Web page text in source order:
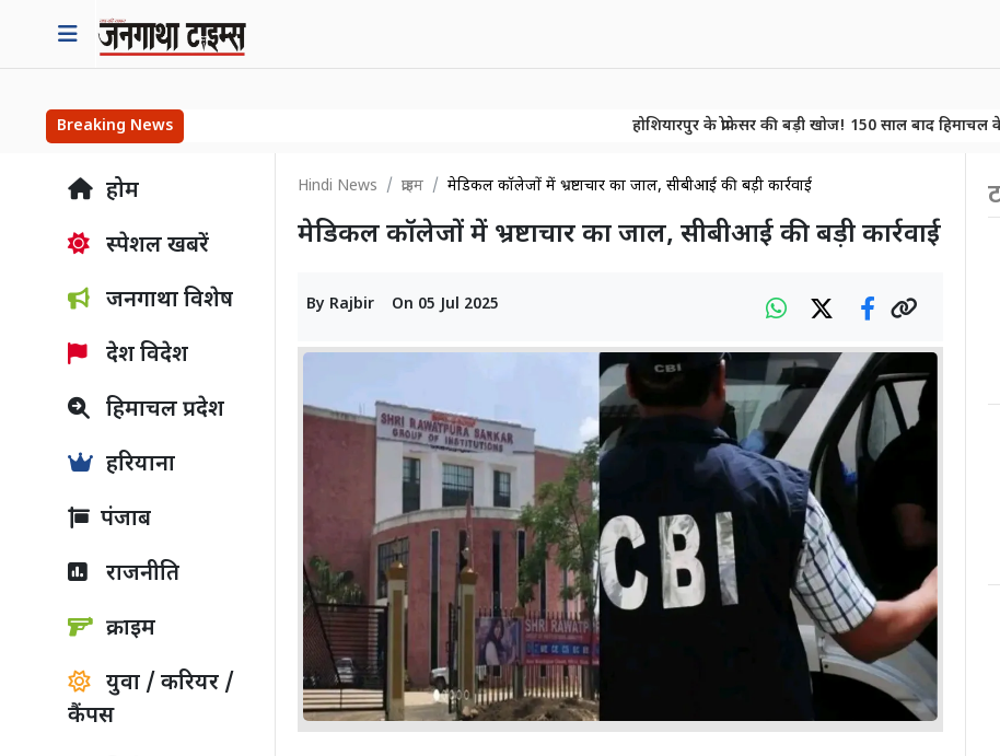
Breaking News होशियारपुर के प्रोफेसर की बड़ी खोज! 150 साल बाद हिमाचल के जंगलों में
होम
स्पेशल खबरें
जनगाथा विशेष
देश विदेश
हिमाचल प्रदेश
हरियाना
पंजाब
राजनीति
क्राइम
युवा / करियर /
कैंपस
Hindi News क्राइम मेडिकल कॉलेजों में भ्रष्टाचार का जाल, सीबीआई की बड़ी कार्रवाई
मेडिकल कॉलेजों में भ्रष्टाचार का जाल, सीबीआई की बड़ी कार्रवाई
By Rajbir On 05 Jul 2025